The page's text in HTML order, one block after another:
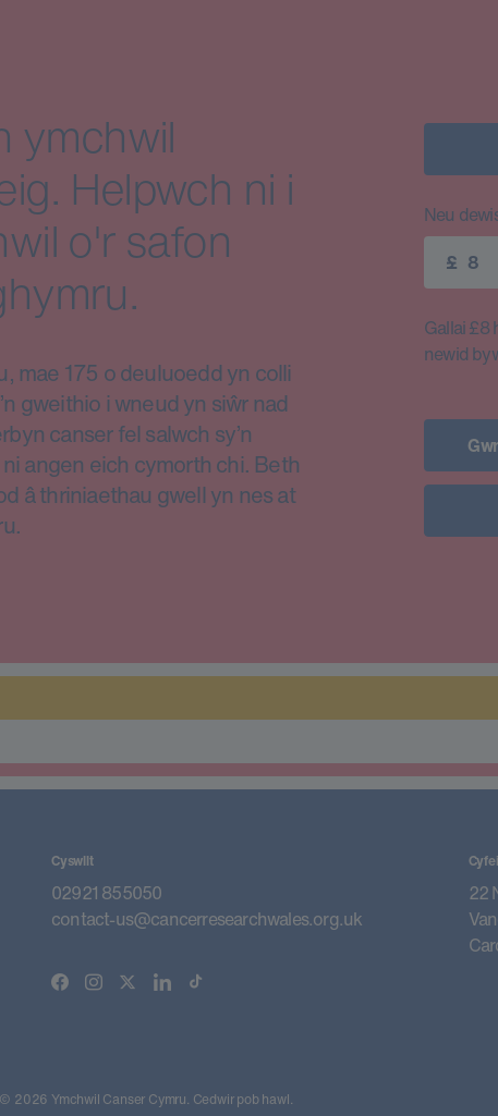
ymchwil
Helpwch ni i
o'r safon
mae 175 o deuluoedd yn colli
gweithio i wneud yn siŵr nad
canser fel salwch sy’n
angen eich cymorth chi. Beth
â thriniaethau gwell yn nes at
Neu
£
Gallai £8
newid
Cyswllt
02921 855050
contact-us@cancerresearchwales.org.uk
22
© 2026 Ymchwil Canser Cymru. Cedwir pob hawl.